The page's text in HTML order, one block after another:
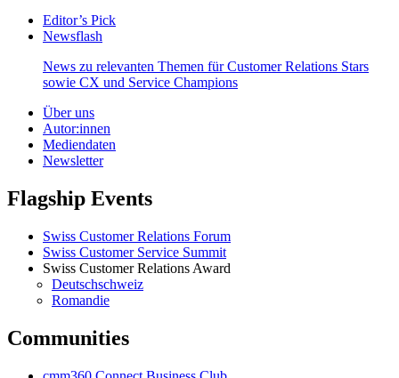
Editor’s Pick
Newsflash
News zu relevanten Themen für Customer Relations Stars
sowie CX und Service Champions
Über uns
Autor:innen
Mediendaten
Newsletter
Flagship Events
Swiss Customer Relations Forum
Swiss Customer Service Summit
Swiss Customer Relations Award
Deutschschweiz
Romandie
Communities